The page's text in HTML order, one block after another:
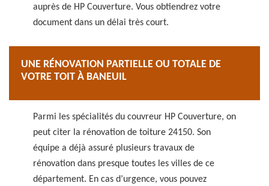
auprès de HP Couverture. Vous obtiendrez votre
document dans un délai très court.
UNE RÉNOVATION PARTIELLE OU TOTALE DE
VOTRE TOIT À BANEUIL
Parmi les spécialités du couvreur HP Couverture, on
peut citer la rénovation de toiture 24150. Son
équipe a déjà assuré plusieurs travaux de
rénovation dans presque toutes les villes de ce
département. En cas d’urgence, vous pouvez